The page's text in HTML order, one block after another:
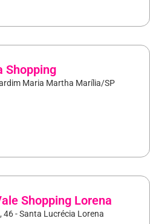
Shopping
Maria Martha Marília/SP
Shopping Lorena
- Santa Lucrécia Lorena